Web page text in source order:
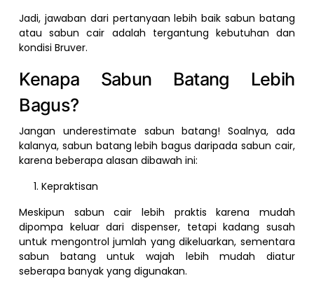
Jadi, jawaban dari pertanyaan lebih baik sabun batang
atau sabun cair adalah tergantung kebutuhan dan
kondisi Bruver.
Kenapa Sabun Batang Lebih
Bagus?
Jangan underestimate sabun batang! Soalnya, ada
kalanya, sabun batang lebih bagus daripada sabun cair,
karena beberapa alasan dibawah ini:
Kepraktisan
Meskipun sabun cair lebih praktis karena mudah
dipompa keluar dari dispenser, tetapi kadang susah
untuk mengontrol jumlah yang dikeluarkan, sementara
sabun batang untuk wajah lebih mudah diatur
seberapa banyak yang digunakan.